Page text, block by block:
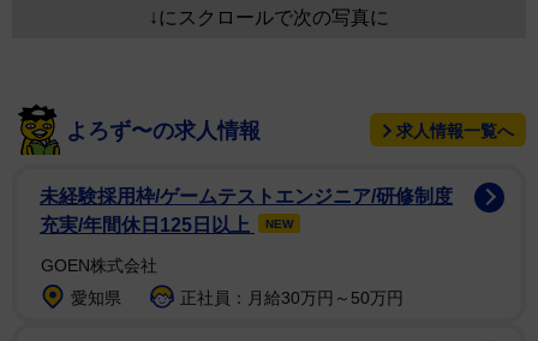
↓にスクロールで次の写真に
よろず〜の求人情報 求人情報一覧へ
未経験採用枠/ゲームテストエンジニア/研修制度
充実/年間休日125日以上
NEW
GOEN株式会社
愛知県
正社員：月給30万円～50万円